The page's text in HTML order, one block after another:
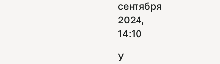
сентября
2024,
14:10
У